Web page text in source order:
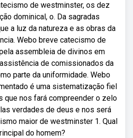
de westminster, os dez
dominical, o. Da sagradas
a luz da natureza e as obras da
Webo breve catecismo de
assembleia de divinos em
de comissionados da
parte da uniformidade. Webo
é uma sistematização fiel
que nos fará compreender o zelo
verdades de deus e nos será
maior de westminster 1. Qual
do homem?